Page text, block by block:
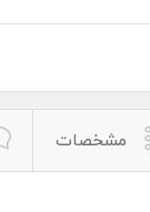
مشخصات